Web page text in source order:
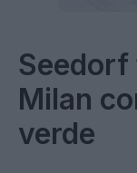
Seedorf
Milan
verde